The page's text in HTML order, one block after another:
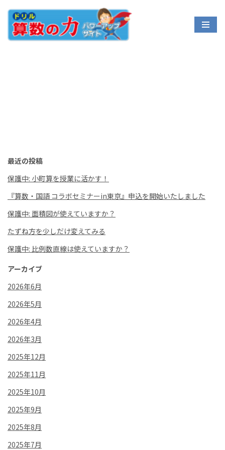
コ
ン
最近の投稿
保護中: 小町算を授業に活かす！
『算数・国語 コラボセミナーin東京』申込を開始いたしました
保護中: 面積図が使えていますか？
たずね方を少しだけ変えてみる
保護中: 比例数直線は使えていますか？
アーカイブ
2026年6月
2026年5月
2026年4月
2026年3月
2025年12月
2025年11月
2025年10月
2025年9月
2025年8月
2025年7月